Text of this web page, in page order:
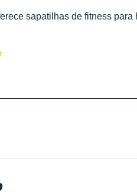
sapatilhas de fitness